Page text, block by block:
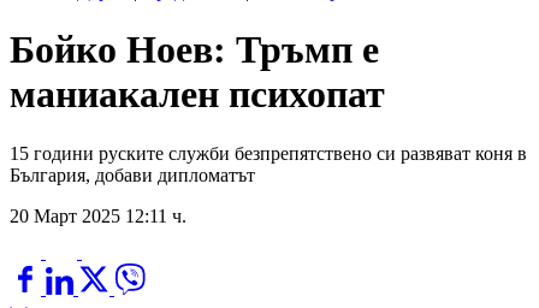
Бойко Ноев: Тръмп е
маниакален психопат
15 години руските служби безпрепятствено си развяват коня в
България, добави дипломатът
20 Март 2025 12:11 ч.